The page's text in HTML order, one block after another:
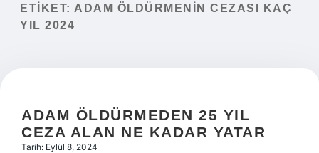
Yasal Uyarı
ETIKET: ADAM ÖLDÜRMENIN CEZASI KAÇ
YIL 2024
ADAM ÖLDÜRMEDEN 25 YIL
CEZA ALAN NE KADAR YATAR
Tarih: Eylül 8, 2024